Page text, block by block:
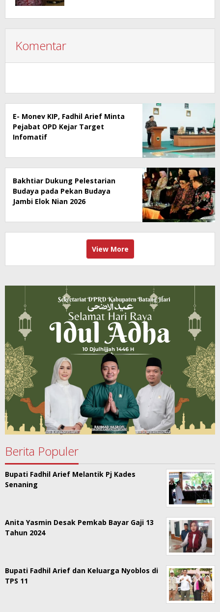
Komentar
E- Monev KIP, Fadhil Arief Minta
Pejabat OPD Kejar Target
Infomatif
Bakhtiar Dukung Pelestarian
Budaya pada Pekan Budaya
Jambi Elok Nian 2026
View More
Berita Populer
Bupati Fadhil Arief Melantik Pj Kades
Senaning
Anita Yasmin Desak Pemkab Bayar Gaji 13
Tahun 2024
Bupati Fadhil Arief dan Keluarga Nyoblos di
TPS 11